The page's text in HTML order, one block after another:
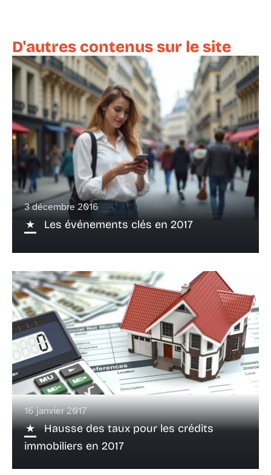
D'autres contenus sur le site
3 décembre 2016
Les événements clés en 2017
16 janvier 2017
Hausse des taux pour les crédits
immobiliers en 2017